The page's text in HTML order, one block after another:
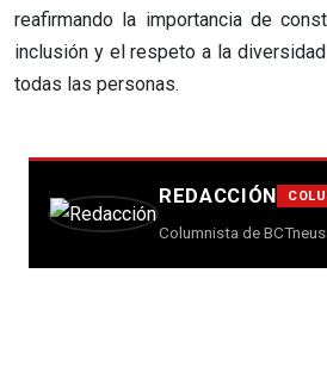
reafirmando la importancia de
inclusión y el respeto a la
todas las personas.
REDACCIÓN
Columnista de BCTneus